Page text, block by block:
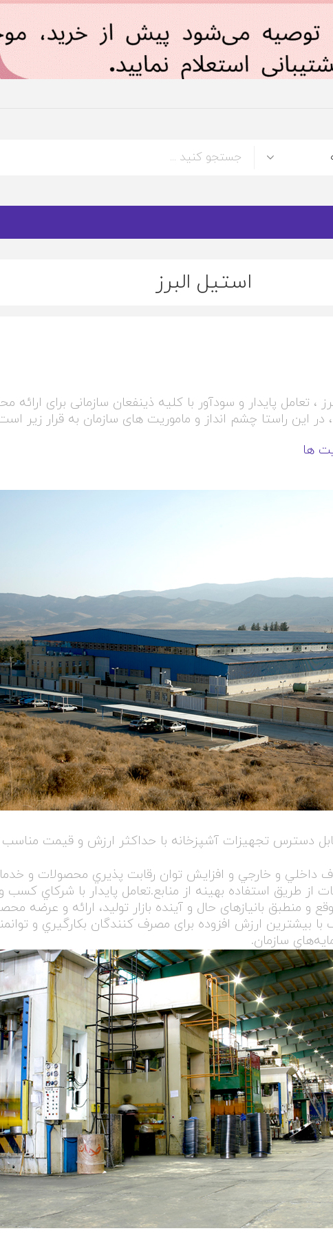
استيل البرز
، تعامل پایدار و سودآور با کلیه ذینفعان سازمانی برای
در این راستا چشم انداز و ماموریت های سازمان به قرار زیر
ها
دسترس تجهیزات آشپزخانه با حداکثر ارزش و قیمت
داخلي و خارجي و افزايش توان رقابت پذيري محصولات و
طريق استفاده بهينه از منابع.تعامل پايدار با شرکاي کسب
و منطبق بانيازهای حال و آینده بازار تولید، ارائه و عرضه
با بیشترین ارزش افزوده برای مصرف کنندگان بكارگيري و
سازمان.